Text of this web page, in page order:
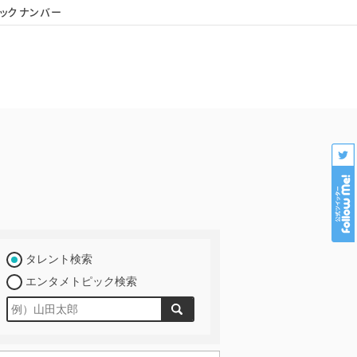
会社概要 個人情報保護
クナンバー
タレント検索
エンタメトピック検索